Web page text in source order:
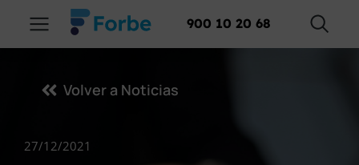
900 10 20 68
Volver a Noticias
27/12/2021